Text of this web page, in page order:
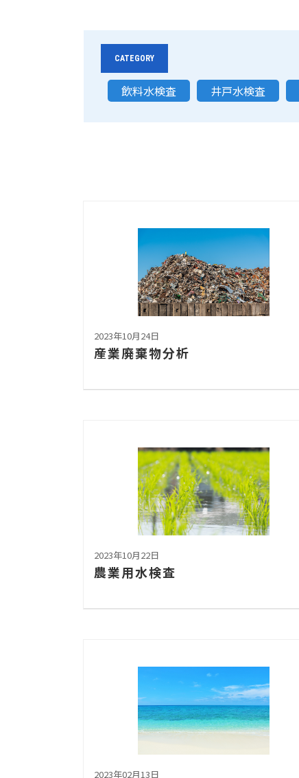
CATEGORY
飲料水検査 井戸水検査
2023年10月24日
産業廃棄物分析
2023年10月22日
農業用水検査
2023年02月13日